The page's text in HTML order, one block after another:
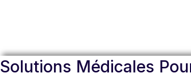
Solutions Médicales